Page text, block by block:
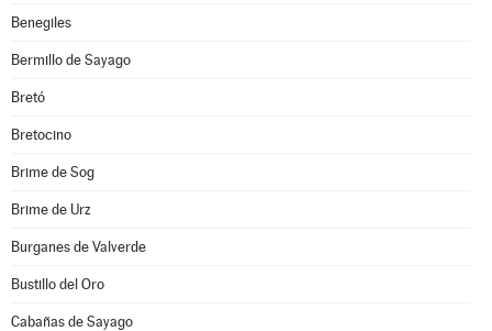
Benegiles
Bermillo de Sayago
Bretó
Bretocino
Brime de Sog
Brime de Urz
Burganes de Valverde
Bustillo del Oro
Cabañas de Sayago